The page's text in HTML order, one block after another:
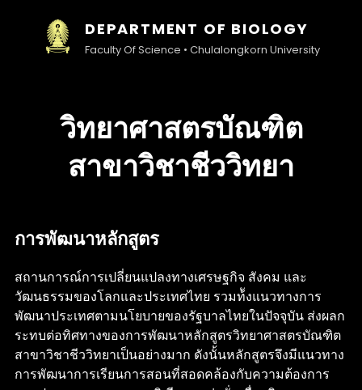
DEPARTMENT OF BIOLOGY
Faculty Of Science • Chulalongkorn University
วิทยาศาสตรบัณฑิต
สาขาวิชาชีววิทยา
การพัฒนาหลักสูตร
สถานการณ์การเปลี่ยนแปลงทางเศรษฐกิจ สังคม และ
วัฒนธรรมของโลกและประเทศไทย รวมท้ังแนวทางการ
พัฒนาประเทศตามนโยบายของรัฐบาลไทยในปัจจุบัน ส่งผลก
ระทบต่อทิศทางของการพัฒนาหลักสูตรวิทยาศาสตรบัณฑิต
สาขาวิชาชีววิทยาเป็นอย่างมาก ดังนั้นหลักสูตรจึงมีแนวทาง
การพัฒนาการเรียนการสอนที่สอดคล้องกับความต้องการ